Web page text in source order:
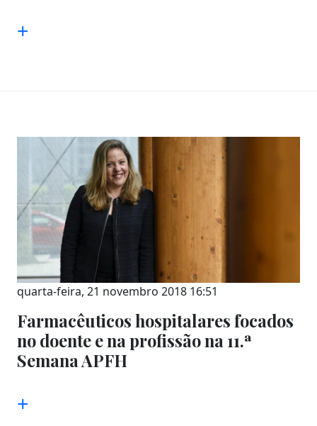
+
quarta-feira, 21 novembro 2018 16:51
Farmacêuticos hospitalares focados
no doente e na profissão na 11.ª
Semana APFH
+